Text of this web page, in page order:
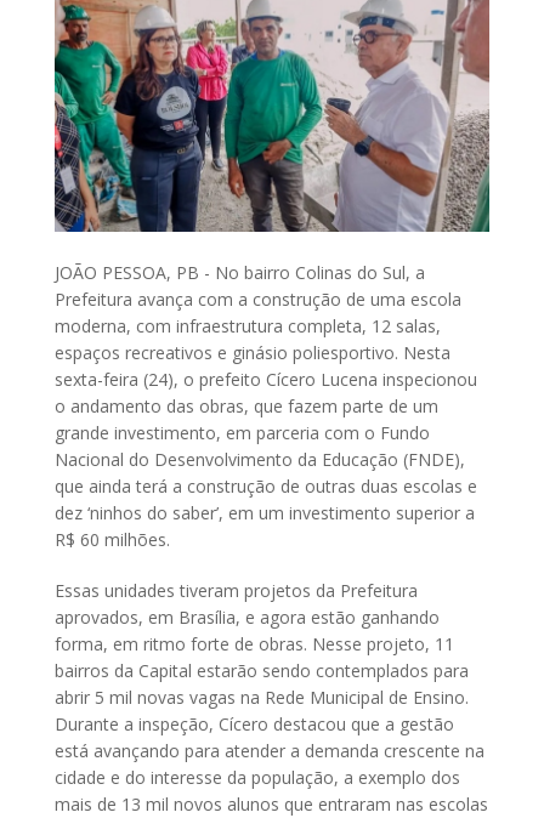
JOÃO PESSOA, PB - No bairro Colinas do Sul, a
Prefeitura avança com a construção de uma escola
moderna, com infraestrutura completa, 12 salas,
espaços recreativos e ginásio poliesportivo. Nesta
sexta-feira (24), o prefeito Cícero Lucena inspecionou
o andamento das obras, que fazem parte de um
grande investimento, em parceria com o Fundo
Nacional do Desenvolvimento da Educação (FNDE),
que ainda terá a construção de outras duas escolas e
dez ‘ninhos do saber’, em um investimento superior a
R$ 60 milhões.
Essas unidades tiveram projetos da Prefeitura
aprovados, em Brasília, e agora estão ganhando
forma, em ritmo forte de obras. Nesse projeto, 11
bairros da Capital estarão sendo contemplados para
abrir 5 mil novas vagas na Rede Municipal de Ensino.
Durante a inspeção, Cícero destacou que a gestão
está avançando para atender a demanda crescente na
cidade e do interesse da população, a exemplo dos
mais de 13 mil novos alunos que entraram nas escolas